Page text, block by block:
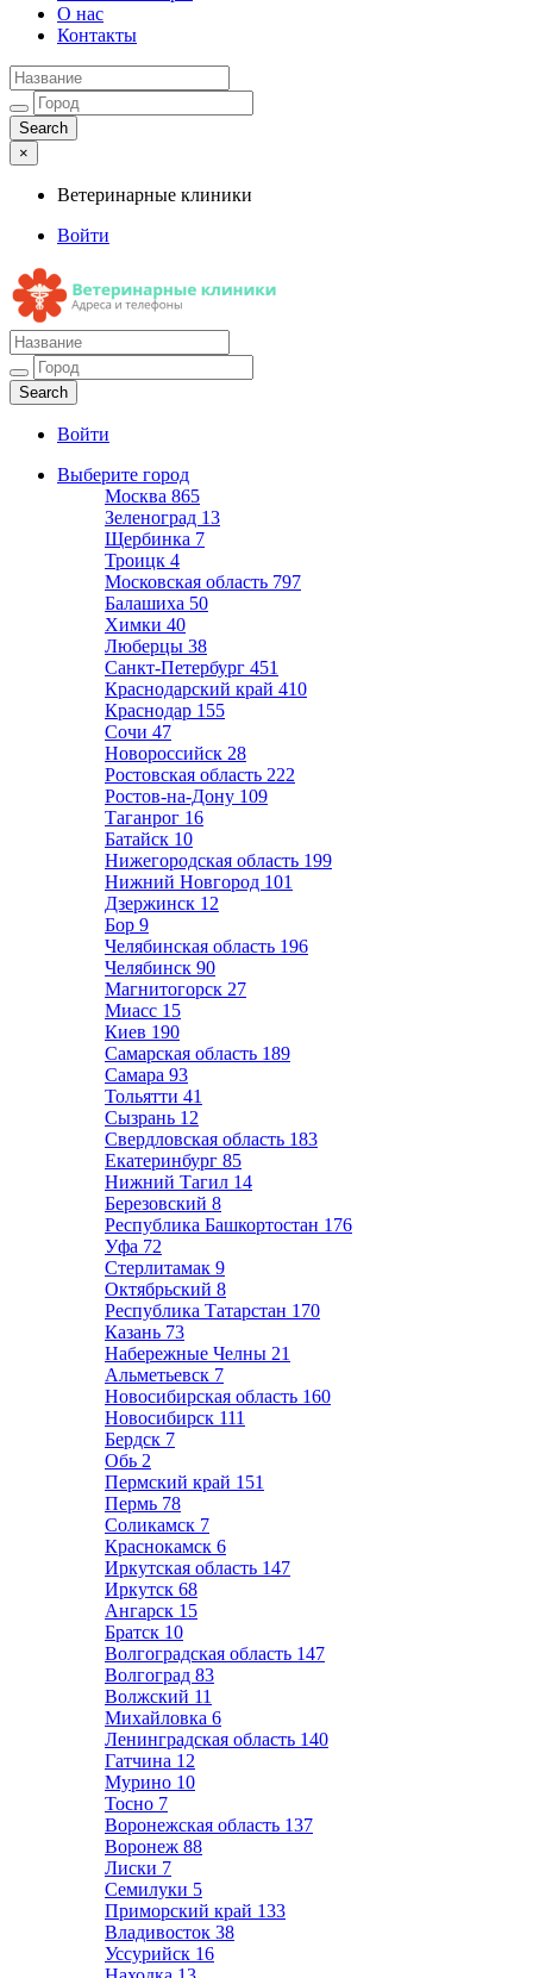
О нас
Контакты
×
Ветеринарные клиники
Войти
Ветеринарные клиники
Адреса и телефоны
Войти
Выберите город
Москва 865
Зеленоград 13
Щербинка 7
Троицк 4
Московская область 797
Балашиха 50
Химки 40
Люберцы 38
Санкт-Петербург 451
Краснодарский край 410
Краснодар 155
Сочи 47
Новороссийск 28
Ростовская область 222
Ростов-на-Дону 109
Таганрог 16
Батайск 10
Нижегородская область 199
Нижний Новгород 101
Дзержинск 12
Бор 9
Челябинская область 196
Челябинск 90
Магнитогорск 27
Миасс 15
Киев 190
Самарская область 189
Самара 93
Тольятти 41
Сызрань 12
Свердловская область 183
Екатеринбург 85
Нижний Тагил 14
Березовский 8
Республика Башкортостан 176
Уфа 72
Стерлитамак 9
Октябрьский 8
Республика Татарстан 170
Казань 73
Набережные Челны 21
Альметьевск 7
Новосибирская область 160
Новосибирск 111
Бердск 7
Обь 2
Пермский край 151
Пермь 78
Соликамск 7
Краснокамск 6
Иркутская область 147
Иркутск 68
Ангарск 15
Братск 10
Волгоградская область 147
Волгоград 83
Волжский 11
Михайловка 6
Ленинградская область 140
Гатчина 12
Мурино 10
Тосно 7
Воронежская область 137
Воронеж 88
Лиски 7
Семилуки 5
Приморский край 133
Владивосток 38
Уссурийск 16